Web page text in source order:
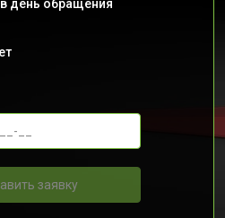
день обращения
заявку